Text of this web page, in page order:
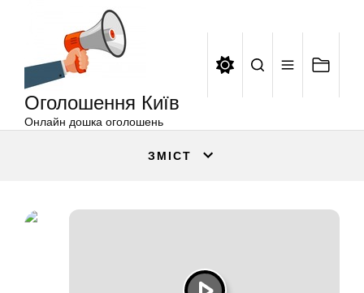
Оголошення Київ
Онлайн дошка оголошень
ЗМІСТ